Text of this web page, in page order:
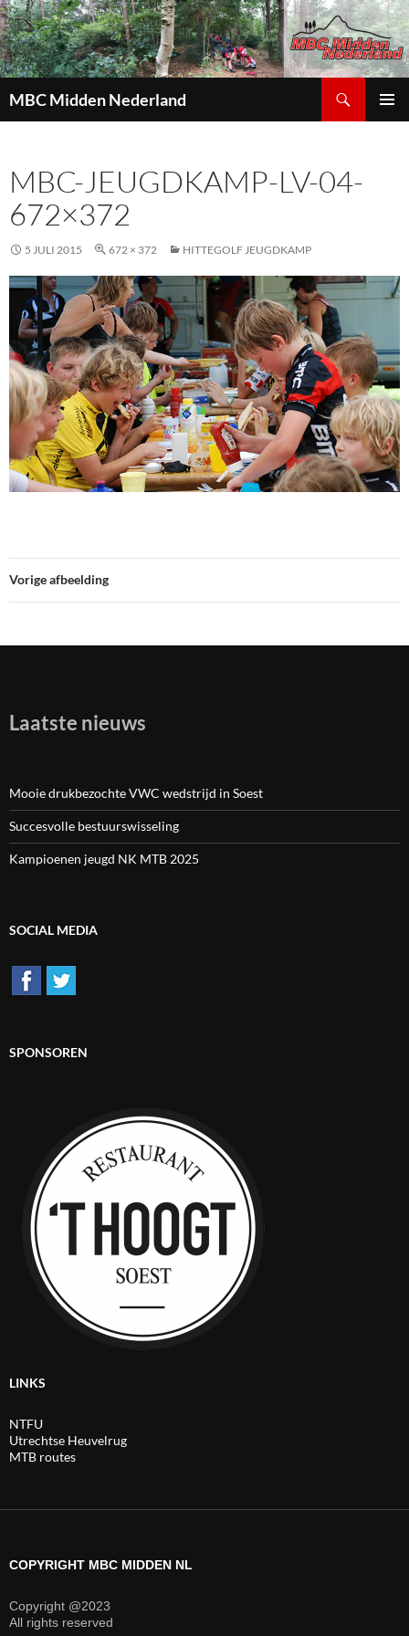
MBC Midden Nederland
INHOUD
MBC-JEUGDKAMP-LV-04-
672×372
5 JULI 2015 672 × 372 HITTEGOLF JEUGDKAMP
Vorige afbeelding
Laatste nieuws
Mooie drukbezochte VWC wedstrijd in Soest
Succesvolle bestuurswisseling
Kampioenen jeugd NK MTB 2025
SOCIAL MEDIA
SPONSOREN
LINKS
NTFU
Utrechtse Heuvelrug
MTB routes
COPYRIGHT MBC MIDDEN NL
Copyright @2023
All rights reserved